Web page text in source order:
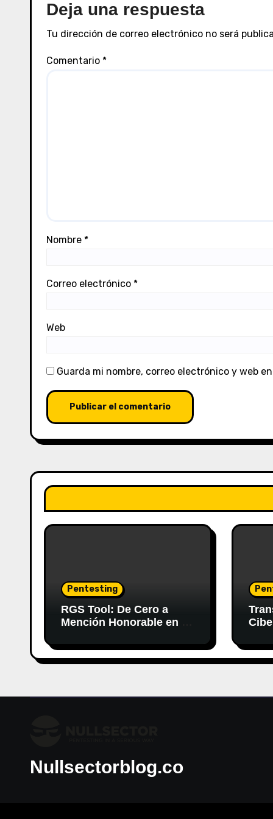
n
t
r
Deja una respuesta
Tu dirección de correo electrónico no será
Comentario *
Nombre *
Correo electrónico *
Web
Guarda mi nombre, correo electrónico y web
Pentesting
RGS Tool: De Cero a
Mención Honorable en el
Nullsectorblog.co